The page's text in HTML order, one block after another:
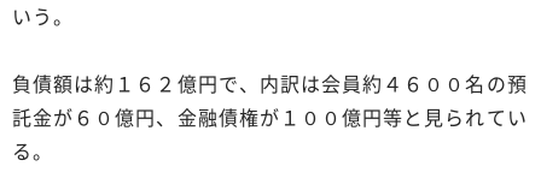
いう。
負債額は約１６２億円で、内訳は会員約４６００名の預
託金が６０億円、金融債権が１００億円等と見られてい
る。